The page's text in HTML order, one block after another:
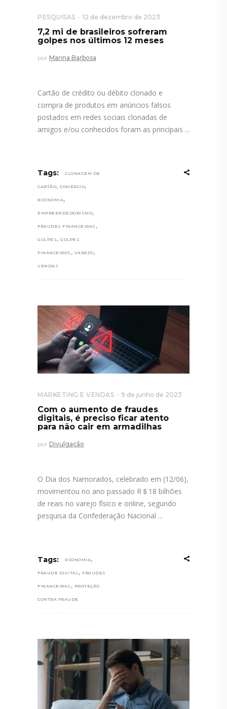
PESQUISAS 12 de dezembro de 2023
7,2 mi de brasileiros sofreram
golpes nos últimos 12 meses
por Marina Barbosa
Cartão de crédito ou débito clonado e
compra de produtos em anúncios falsos
postados em redes sociais clonadas de
amigos e/ou conhecidos foram as principais
Tags: CLONAGEM DE
CARTÃO, COMÉRCIO,
ECONOMIA ,
EMPREENDEDORISMO,
FRAUDES FINANCEIRAS ,
GOLPES , GOLPES
FINANCEIROS , VAREJO ,
VENDAS
MARKETING E VENDAS 9 de junho de 2023
Com o aumento de fraudes
digitais, é preciso ficar atento
para não cair em armadilhas
por Divulgação
O Dia dos Namorados, celebrado em (12/06),
movimentou no ano passado R＄18 bilhões
de reais no varejo físico e online, segundo
pesquisa da Confederação Nacional
Tags: ECONOMIA,
FRAUDE DIGITAL, FRAUDES
FINANCEIRAS , PROTEÇÃO
CONTRA FRAUDE